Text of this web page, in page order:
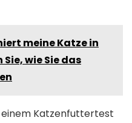
meine Katze in
wie Sie das
einem Katzenfuttertest